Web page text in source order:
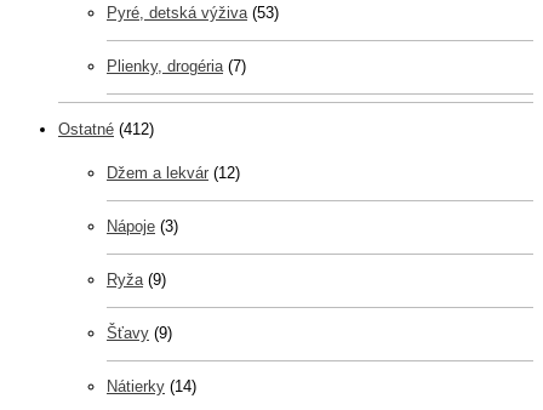
Pyré, detská výživa (53)
Plienky, drogéria (7)
Ostatné (412)
Džem a lekvár (12)
Nápoje (3)
Ryža (9)
Šťavy (9)
Nátierky (14)